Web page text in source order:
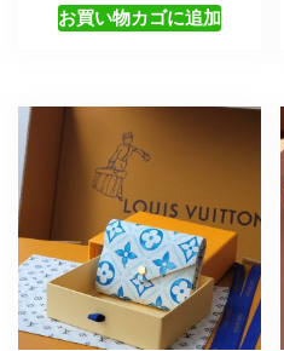
お買い物カゴに追加